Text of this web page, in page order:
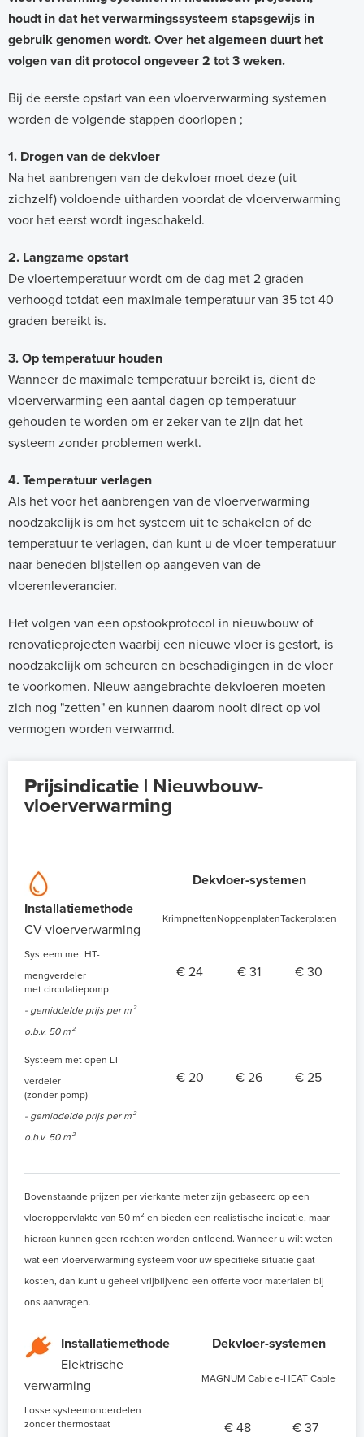
houdt in dat het verwarmingssysteem stapsgewijs in
gebruik genomen wordt. Over het algemeen duurt het
volgen van dit protocol ongeveer 2 tot 3 weken.
Bij de eerste opstart van een vloerverwarming systemen
worden de volgende stappen doorlopen ;
1. Drogen van de dekvloer
Na het aanbrengen van de dekvloer moet deze (uit
zichzelf) voldoende uitharden voordat de vloerverwarming
voor het eerst wordt ingeschakeld.
2. Langzame opstart
De vloertemperatuur wordt om de dag met 2 graden
verhoogd totdat een maximale temperatuur van 35 tot 40
graden bereikt is.
3. Op temperatuur houden
Wanneer de maximale temperatuur bereikt is, dient de
vloerverwarming een aantal dagen op temperatuur
gehouden te worden om er zeker van te zijn dat het
systeem zonder problemen werkt.
4. Temperatuur verlagen
Als het voor het aanbrengen van de vloerverwarming
noodzakelijk is om het systeem uit te schakelen of de
temperatuur te verlagen, dan kunt u de vloer-temperatuur
naar beneden bijstellen op aangeven van de
vloerenleverancier.
Het volgen van een opstookprotocol in nieuwbouw of
renovatieprojecten waarbij een nieuwe vloer is gestort, is
noodzakelijk om scheuren en beschadigingen in de vloer
te voorkomen. Nieuw aangebrachte dekvloeren moeten
zich nog "zetten" en kunnen daarom nooit direct op vol
vermogen worden verwarmd.
Prijsindicatie | Nieuwbouw-
vloerverwarming
Installatiemethode
CV-vloerverwarming
Dekvloer-systemen
KrimpnettenNoppenplatenTackerplaten
Systeem met HT-
mengverdeler
met circulatiepomp
- gemiddelde prijs per m²
o.b.v. 50 m²
€ 24 € 31 € 30
Systeem met open LT-
verdeler
(zonder pomp)
- gemiddelde prijs per m²
o.b.v. 50 m²
€ 20 € 26 € 25
Bovenstaande prijzen per vierkante meter zijn gebaseerd op een
vloeroppervlakte van 50 m² en bieden een realistische indicatie, maar
hieraan kunnen geen rechten worden ontleend. Wanneer u wilt weten
wat een vloerverwarming systeem voor uw specifieke situatie gaat
kosten, dan kunt u geheel vrijblijvend een offerte voor materialen bij
ons aanvragen.
Installatiemethode
Elektrische
verwarming
Dekvloer-systemen
MAGNUM Cablee-HEAT Cable
Losse systeemonderdelen
zonder thermostaat
€ 48 € 37